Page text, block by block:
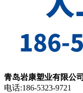
青岛岩康塑业有限公司
电话:186-5323-9721